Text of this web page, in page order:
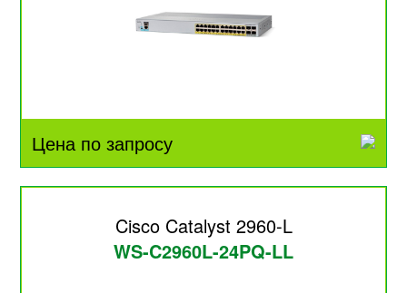
Цена по запросу
Cisco Catalyst 2960-L
WS-C2960L-24PQ-LL